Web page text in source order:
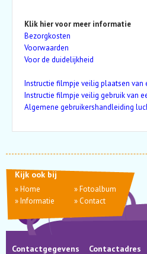
Klik hier voor meer informatie
Bezorgkosten
Voorwaarden
Voor de duidelijkheid
Instructie filmpje veilig plaatsen van
Instructie filmpje veilig gebruik van
Algemene gebruikershandleiding
Kijk ook bij
»Home »Fotoalbum
»Informatie »Contact
Contactgegevens Contactadres